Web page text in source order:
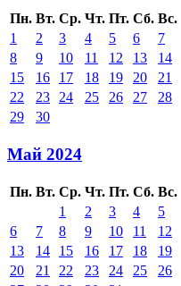
Пн. Вт. Ср. Чт. Пт. Сб. Вс.
1
2 3 4 5 6
7
8
9 10 11 12 13
14
15
16 17 18 19 20
21
22
23 24 25 26 27
28
29
30
Май 2024
Пн. Вт. Ср. Чт. Пт. Сб. Вс.
1
2 3 4
5
6
7 8 9 10 11
12
13
14 15 16 17 18
19
20
21 22 23 24 25
26